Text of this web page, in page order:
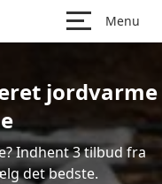
Menu
jordvarme
Indhent 3 tilbud fra
det bedste.